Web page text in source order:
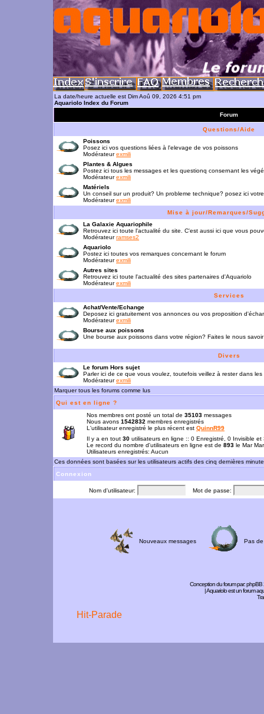
La date/heure actuelle est Dim Aoû 09, 2026 4:51 pm
Aquariolo Index du Forum
Forum
Questions/Aide
Poissons
Posez ici vos questions liées à l'elevage de vos poissons
Modérateurexmili
Plantes & Algues
Postez ici tous les messages et les questionq consernant les
Modérateurexmili
Matériels
Un conseil sur un produit? Un probleme technique? posez ici
Modérateurexmili
Mise à jour/Remarques/
La Galaxie Aquariophile
Retrouvez ici toute l'actualité du site. C'est aussi ici que vous
Modérateurramses2
Aquariolo
Postez ici toutes vos remarques concernant le forum
Modérateurexmili
Autres sites
Retrouvez ici toute l'actualité des sites partenaires d'Aquariolo
Modérateurexmili
Services
Achat/Vente/Echange
Deposez ici gratuitement vos annonces ou vos proposition
Modérateurexmili
Bourse aux poissons
Une bourse aux poissons dans votre région? Faites le nous savoir
Divers
Le forum Hors sujet
Parler ici de ce que vous voulez, toutefois veillez à rester dans les
Modérateurexmili
Marquer tous les forums comme lus
Qui est en ligne ?
Nos membres ont posté un total de 35103 messages
Nous avons 1542832 membres enregistrés
L'utilisateur enregistré le plus récent est QuinnR99
Il y a en tout 30 utilisateurs en ligne :: 0 Enregistré, 0 Invisible
Le record du nombre d'utilisateurs en ligne est de 893 le Mar
Utilisateurs enregistrés: Aucun
Ces données sont basées sur les utilisateurs actifs des cinq dernières
Connexion
Nom d'utilisateur: Mot de passe:
Nouveaux messages Pas
Conception du forum par:phpBB
| Aquariolo est un forum